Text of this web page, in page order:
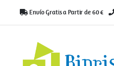
Envío Gratis a Partir de 60 €